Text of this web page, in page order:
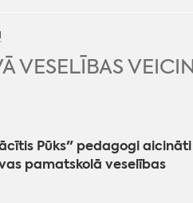
VESELĪBAS
Pūks" pedagogi aicināti
pamatskolā veselības